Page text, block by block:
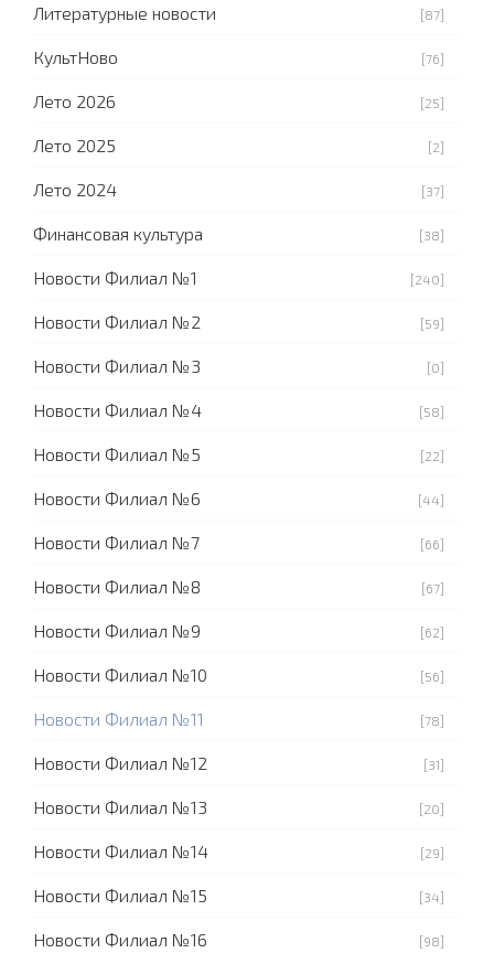
Литературные новости [87]
КультНово [76]
Лето 2026 [25]
Лето 2025 [2]
Лето 2024 [37]
Финансовая культура [38]
Новости Филиал №1 [240]
Новости Филиал №2 [59]
Новости Филиал №3 [0]
Новости Филиал №4 [58]
Новости Филиал №5 [22]
Новости Филиал №6 [44]
Новости Филиал №7 [66]
Новости Филиал №8 [67]
Новости Филиал №9 [62]
Новости Филиал №10 [56]
Новости Филиал №11 [78]
Новости Филиал №12 [31]
Новости Филиал №13 [20]
Новости Филиал №14 [29]
Новости Филиал №15 [34]
Новости Филиал №16 [98]